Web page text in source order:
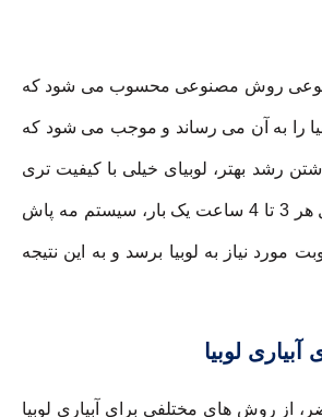
نوعی روش مصنوعی محسوب می شود که
را به آن می رساند و موجب می شود که
رشد بهتر، لوبیای خیلی با کیفیت تری
بدهد. شما باید حداقل هر 3 تا 4 ساعت یک بار، سیستم مه پاش
مورد نیاز به لوبیا برسد و به این نتیجه
لوبیا
از روش های مختلفی برای آبیاری لوبیا